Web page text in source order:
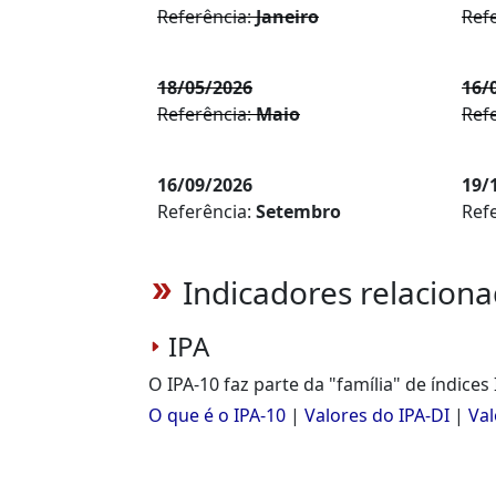
Referência:Janeiro
18/05/2026
Referência:Maio
16/
16/09/2026
Referência: Setembro
19/
double_arrow Indicadores
IPA
O IPA-10 faz parte da "família" de índices
O que é o IPA-10 | Valores do IPA-DI |